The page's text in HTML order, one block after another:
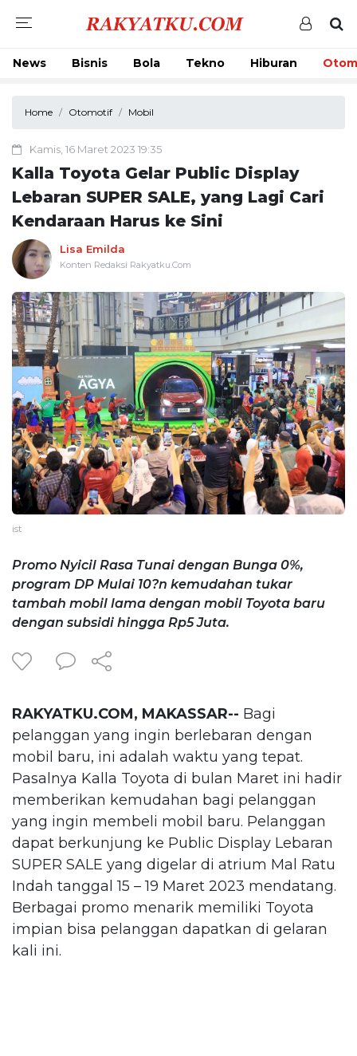
News Bisnis Bola Tekno Hiburan
Home Otomotif Mobil
Kamis, 16 Maret 2023 19:35
Kalla Toyota Gelar Public Display
Lebaran SUPER SALE, yang Lagi Cari
Kendaraan Harus ke Sini
Lisa Emilda
Konten Redaksi Rakyatku.Com
ist
Promo Nyicil Rasa Tunai dengan Bunga 0%,
program DP Mulai 10?n kemudahan tukar
tambah mobil lama dengan mobil Toyota baru
dengan subsidi hingga Rp5 Juta.
RAKYATKU.COM, MAKASSAR-- Bagi
pelanggan yang ingin berlebaran dengan
mobil baru, ini adalah waktu yang tepat.
Pasalnya Kalla Toyota di bulan Maret ini hadir
memberikan kemudahan bagi pelanggan
yang ingin membeli mobil baru. Pelanggan
dapat berkunjung ke Public Display Lebaran
SUPER SALE yang digelar di atrium Mal Ratu
Indah tanggal 15 – 19 Maret 2023 mendatang.
Berbagai promo menarik memiliki Toyota
impian bisa pelanggan dapatkan di gelaran
kali ini.